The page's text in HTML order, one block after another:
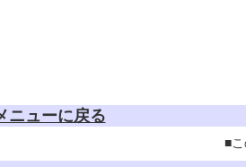
ニューに戻る
■